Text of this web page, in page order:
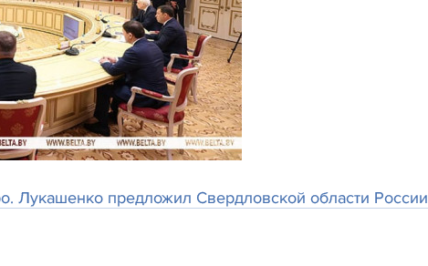
Лукашенко предложил Свердловской области России